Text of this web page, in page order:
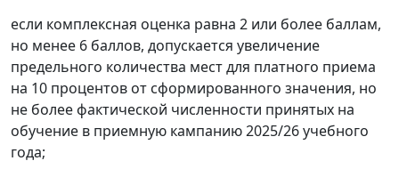
если комплексная оценка равна 2 или более баллам,
но менее 6 баллов, допускается увеличение
предельного количества мест для платного приема
на 10 процентов от сформированного значения, но
не более фактической численности принятых на
обучение в приемную кампанию 2025/26 учебного
года;